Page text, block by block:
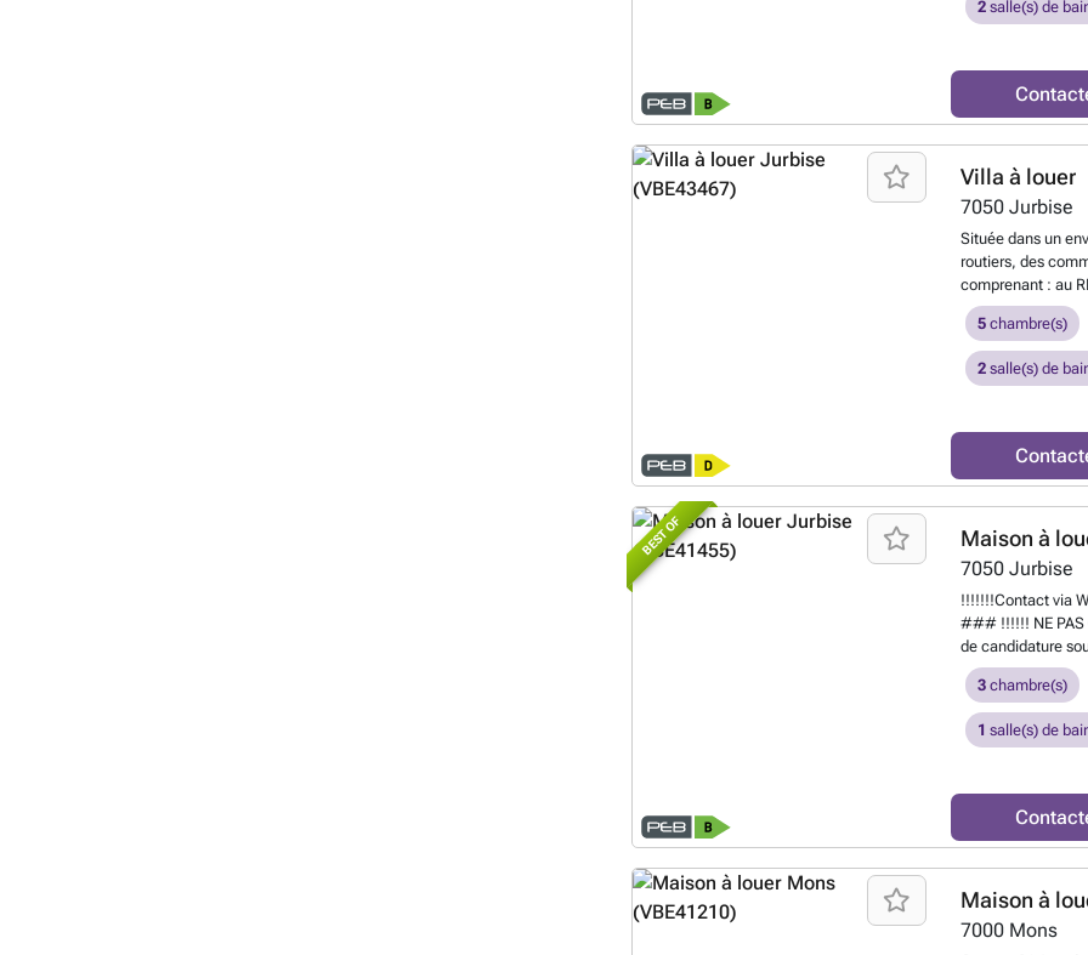
chambres, d’une
de rangement.
fermé permet de
ville. Cette
couple ou toute
confortable, bien
programmer une
*Antonio DELLA
?
2 salle(s) de
Villa à louer
7050 Jurbise
Située dans un
routiers, des
comprenant : au
séparé avec
cuisine équipée
lave-vaisselle &
une chambre ou
avec placards,
(16 - 16 - 13 &
douche &
Divers : caves,
parking, terrasse,
###En savoir
5 chambre(s)
2 salle(s) de
BEST OF Maison à
7050 Jurbise
!!!!!!!Contact via
### !!!!!! NE PAS
de candidature
chambres avec
superficie de
ses nombreuses
autoroutiers, des
maison est
ouverte full
vaisselle,...) -
A L'étage: -3
(baignoire +
SVP!!!!!! Florent
AUTRE NUMERO
3 chambre(s)
1 salle(s) de
Maison à
7000 Mons